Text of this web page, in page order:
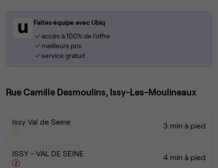
Faites équipe avec Ubiq
accès à 100% de l'offre
meilleurs prix
service gratuit
Rue Camille Desmoulins, Issy-Les-Moulineaux
Issy Val de Seine 3 min à pied
ISSY - VAL DE SEINE 4 min à pied